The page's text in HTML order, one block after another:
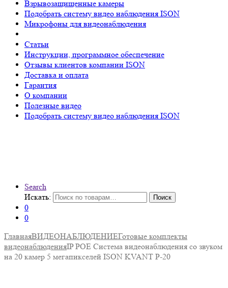
Взрывозащищенные камеры
Подобрать систему видео наблюдения ISON
Микрофоны для видеонаблюдения
Статьи
Инструкции, программное обеспечение
Отзывы клиентов компании ISON
Доставка и оплата
Гарантия
О компании
Полезные видео
Подобрать систему видео наблюдения ISON
Search
Искать:
Поиск
0
0
ГлавнаяВИДЕОНАБЛЮДЕНИЕГотовые комплекты
видеонаблюденияIP POE Система видеонаблюдения со звуком
на 20 камер 5 мегапикселей ISON KVANT P-20